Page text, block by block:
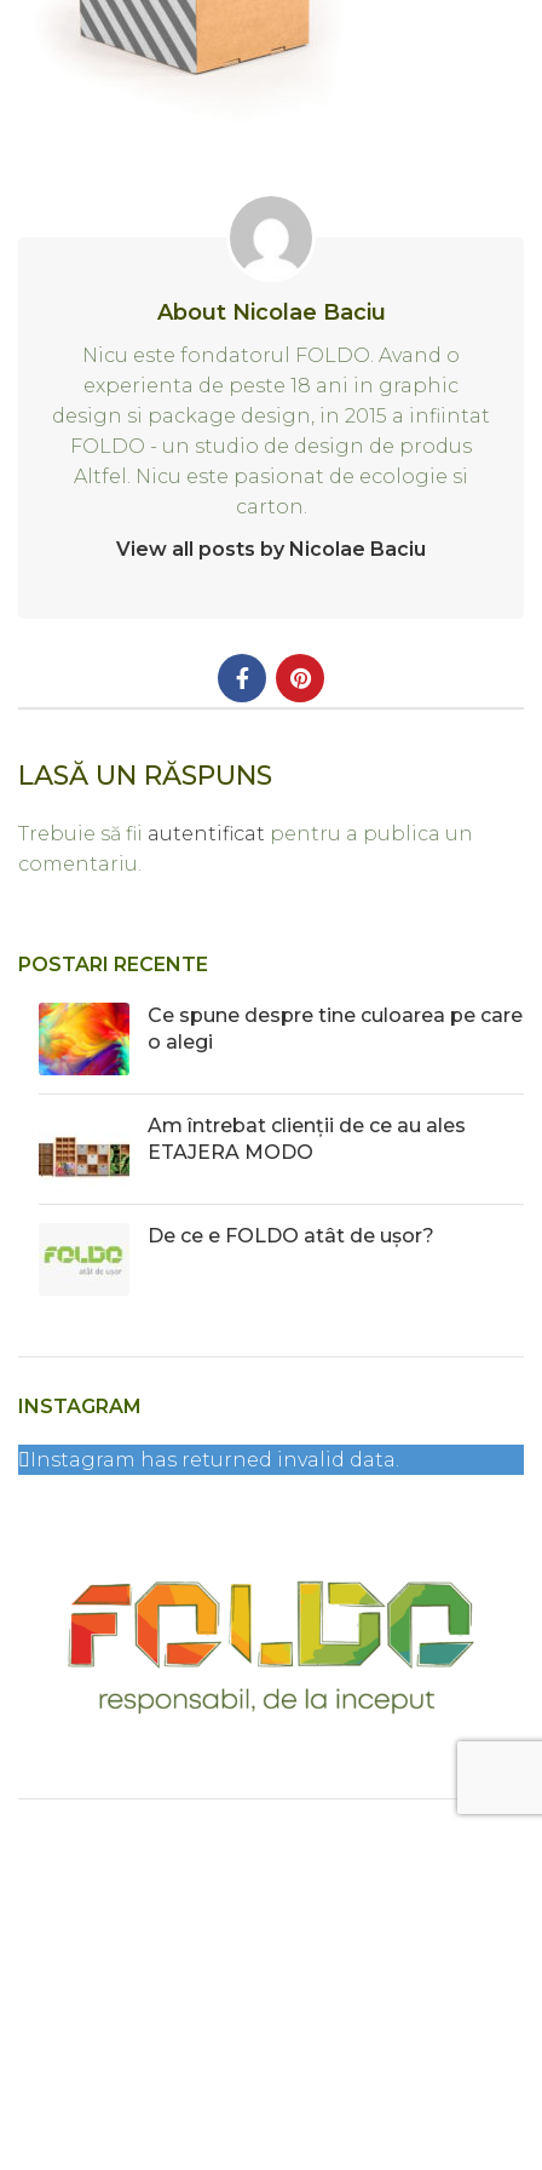
About Nicolae Baciu
Nicu este fondatorul FOLDO. Avand o
experienta de peste 18 ani in graphic
design si package design, in 2015 a infiintat
FOLDO - un studio de design de produs
Altfel. Nicu este pasionat de ecologie si
carton.
View all posts by Nicolae Baciu
LASĂ UN RĂSPUNS
Trebuie să fii autentificat pentru a publica un
comentariu.
POSTARI RECENTE
Ce spune despre tine culoarea pe care
o alegi
Am întrebat clienții de ce au ales
ETAJERA MODO
De ce e FOLDO atât de ușor?
INSTAGRAM
Instagram has returned invalid data.